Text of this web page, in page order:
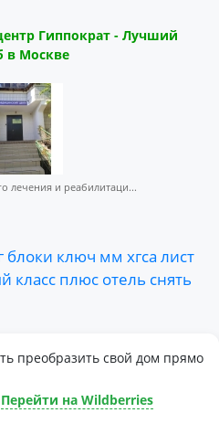
Гиппократ - Лучший
в Москве
лечения и реабилитаци...
блоки ключ мм хгса лист
класс плюс отель снять
преобразить свой дом прямо
Перейти на Wildberries